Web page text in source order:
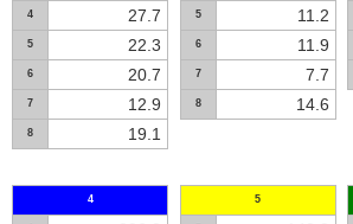
4 27.7
5 22.3
6 20.7
7 12.9
8 19.1
5 11.2
6 11.9
7 7.7
8 14.6
4 5